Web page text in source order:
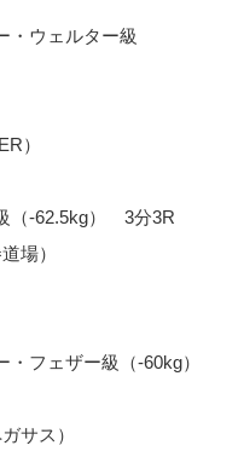
ウェルター級
）
（-62.5kg） 3分3R
場）
・フェザー級（-60kg）
サス）